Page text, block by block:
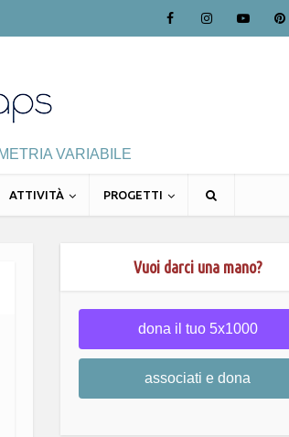
VARIABILE
ATTIVITÀ PROGETTI
Vuoi darci una mano?
dona il tuo 5x1000
associati e dona